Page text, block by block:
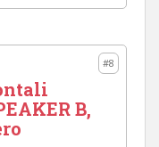
#8
B,